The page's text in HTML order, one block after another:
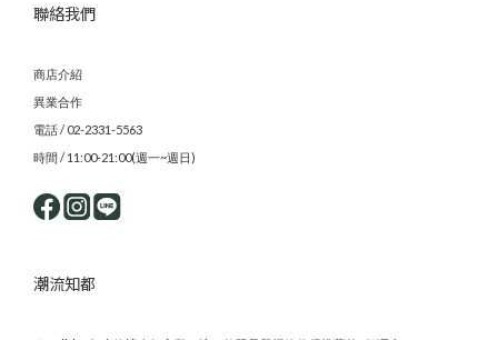
聯絡我們
商店介紹
異業合作
電話 / 02-2331-5563
時間 / 11:00-21:00(週一~週日)
潮流知都